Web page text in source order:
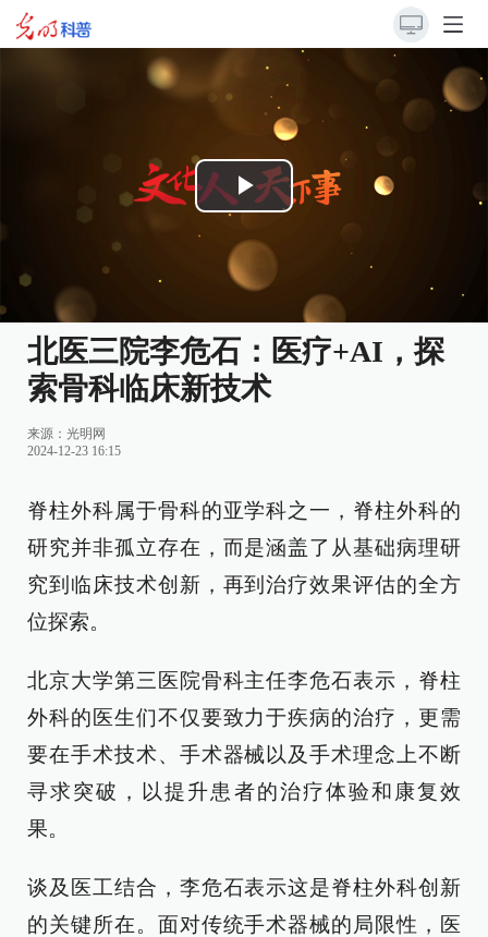
Play
Video
北医三院李危石：医疗+AI，探
索骨科临床新技术
来源：光明网
2024-12-23 16:15
脊柱外科属于骨科的亚学科之一，脊柱外科的
研究并非孤立存在，而是涵盖了从基础病理研
究到临床技术创新，再到治疗效果评估的全方
位探索。
北京大学第三医院骨科主任李危石表示，脊柱
外科的医生们不仅要致力于疾病的治疗，更需
要在手术技术、手术器械以及手术理念上不断
寻求突破，以提升患者的治疗体验和康复效
果。
谈及医工结合，李危石表示这是脊柱外科创新
的关键所在。面对传统手术器械的局限性，医